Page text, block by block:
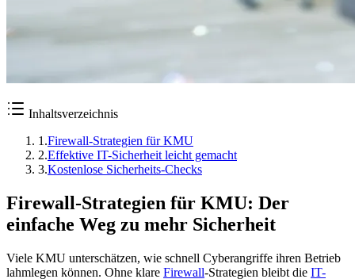
Inhaltsverzeichnis
1 .Firewall-Strategien für KMU
2.Effektive IT-Sicherheit leicht gemacht
3.Kostenlose Sicherheits-Checks
Firewall-Strategien für KMU: Der
einfache Weg zu mehr Sicherheit
Viele KMU unterschätzen, wie schnell Cyberangriffe ihren Betrieb
lahmlegen können. Ohne klare Firewall-Strategien bleibt die IT-